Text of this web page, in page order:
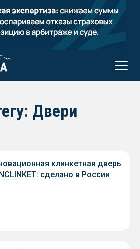
Двери
клинкетная дверь
сделано в России